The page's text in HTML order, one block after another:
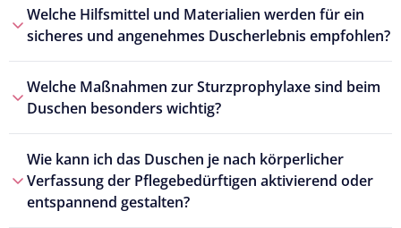
Welche Hilfsmittel und Materialien werden für ein
sicheres und angenehmes Duscherlebnis empfohlen?
Welche Maßnahmen zur Sturzprophylaxe sind beim
Duschen besonders wichtig?
Wie kann ich das Duschen je nach körperlicher
Verfassung der Pflegebedürftigen aktivierend oder
entspannend gestalten?